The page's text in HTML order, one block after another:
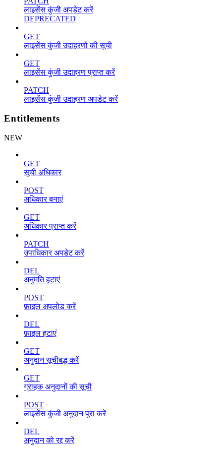
लाइसेंस कुंजी अपडेट करें
DEPRECATED
GET
लाइसेंस कुंजी उदाहरणों की सूची
GET
लाइसेंस कुंजी उदाहरण प्राप्त करें
PATCH
लाइसेंस कुंजी उदाहरण अपडेट करें
Entitlements
NEW
GET
सूची अधिकार
POST
अधिकार बनाएं
GET
अधिकार प्राप्त करें
PATCH
उपाधिकार अपडेट करें
DEL
अनुमति हटाएं
POST
फ़ाइल अपलोड करें
DEL
फ़ाइल हटाएं
GET
अनुदान सूचीबद्ध करें
GET
ग्राहक अनुदानों की सूची
POST
लाइसेंस कुंजी अनुदान पूरा करें
DEL
अनुदान को रद्द करें